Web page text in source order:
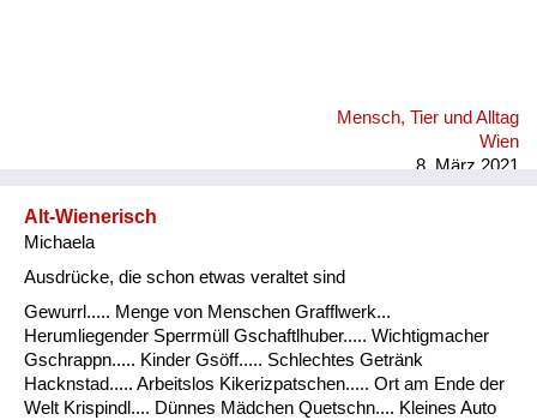
Mensch, Tier und Alltag
Wien
8. März 2021
Alt-Wienerisch
Michaela
Ausdrücke, die schon etwas veraltet sind
Gewurrl..... Menge von Menschen Grafflwerk...
Herumliegender Sperrmüll Gschaftlhuber..... Wichtigmacher
Gschrappn..... Kinder Gsöff..... Schlechtes Getränk
Hacknstad..... Arbeitslos Kikerizpatschen..... Ort am Ende der
Welt Krispindl.... Dünnes Mädchen Quetschn.... Kleines Auto